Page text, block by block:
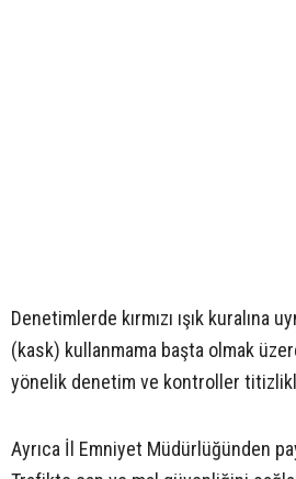
Denetimlerde kırmızı ışık kuralına
(kask) kullanmama başta olmak
yönelik denetim ve kontroller
Ayrıca İl Emniyet Müdürlüğünden